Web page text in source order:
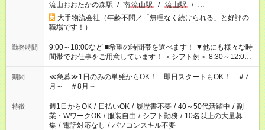
流山おおたかの森駅 / 南流山駅 / 流山駅 / …
大手物流会社（年齢不問／「無理なく続けられる」と好評の
職場です！）
勤務時間
9:00～18:00など ■希望の時間帯を選べます！ ▼他にも様々な時
間帯でお仕事をご用意しています！ ＜シフト例＞ 8:30～12:00
17:00～22:00 13:00～22:00 22:00～翌6:00 など
期間
≪急募≫1日のみの単発からOK！ 即日スタートもOK！ ＃7
月～ ＃8月～
特徴 週1日からOK / 日払いOK / 履歴書不要 / 40～50代活躍中 / 副
業・WワークOK / 服装自由 / シフト勤務 / 10名以上の大量募
集 / 電話対応なし / パソコンスキル不要